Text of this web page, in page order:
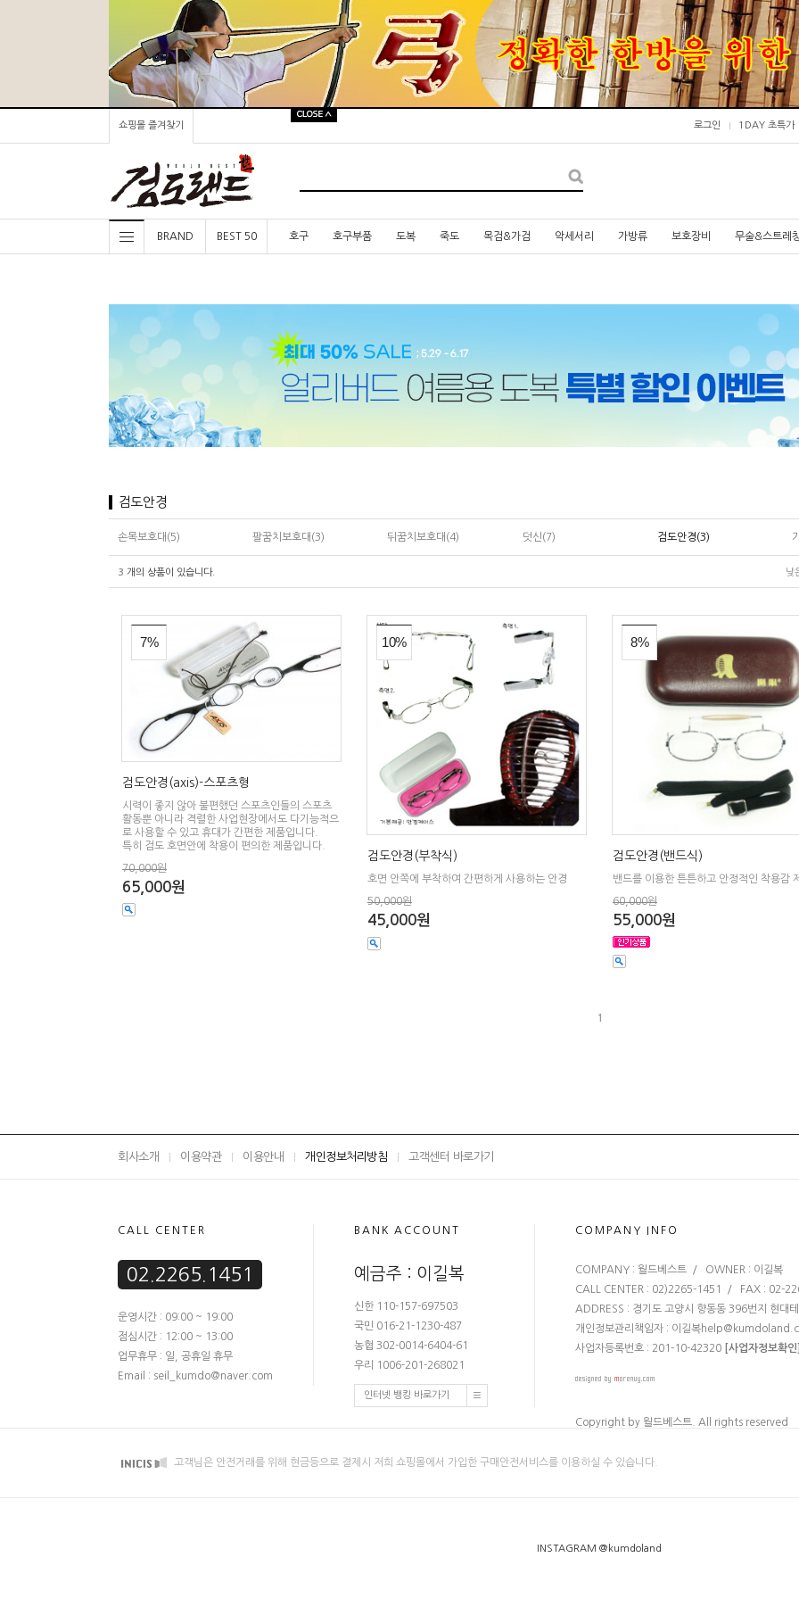
쇼핑몰 즐겨찾기 로그인 1DAY 초특가
BRAND BEST 50 호구 호구부품 도복 죽도 목검&가검 악세서리 가방류 보호장비 무술&스트레
검도안경
손목보호대(5) 팔꿈치보호대(3) 뒤꿈치보호대(4) 덧신(7) 검도안경(3)
3 개의 상품이 있습니다. 낮
7%
검도안경(axis)-스포츠형
시력이 좋지 않아 불편했던 스포츠인들의 스포츠
활동뿐 아니라 격렬한 사업현장에서도 다기능적으
로 사용할 수 있고 휴대가 간편한 제품입니다.
특히 검도 호면안에 착용이 편의한 제품입니다.
70,000원
65,000원
10%
검도안경(부착식)
호면 안쪽에 부착하여 간편하게 사용하는 안경
50,000원
45,000원
8%
검도안경(밴드식)
밴드를 이용한 튼튼하고 안정적인 착용감
60,000원
55,000원
1
회사소개 이용약관 이용안내 개인정보처리방침 고객센터 바로가기
CALL CENTER
02.2265.1451
운영시간 : 09:00 ~ 19:00
점심시간 : 12:00 ~ 13:00
업무휴무 : 일, 공휴일 휴무
Email : seil_kumdo@naver.com
BANK ACCOUNT
예금주 : 이길복
신한 110-157-697503
국민 016-21-1230-487
농협 302-0014-6404-61
우리 1006-201-268021
인터넷 뱅킹 바로가기
COMPANY INFO
COMPANY : 월드베스트 / OWNER : 이길복
CALL CENTER : 02)2265-1451 / FAX : 02-
ADDRESS : 경기도 고양시 향동동 396번지 현대
개인정보관리책임자 : 이길복
사업자등록번호 : 201-10-42320
[사업자정보확
Copyright by 월드베스트. All rights reserved
고객님은 안전거래를 위해 현금등으로 결제시 저희 쇼핑몰에서 가입한 구매안전서비스를 이용하실 수 있습니다.
INSTAGRAM @kumdoland